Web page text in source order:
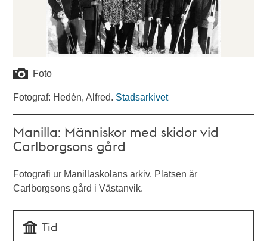
Foto
Fotograf: Hedén, Alfred. Stadsarkivet
Manilla: Människor med skidor vid
Carlborgsons gård
Fotografi ur Manillaskolans arkiv. Platsen är
Carlborgsons gård i Västanvik.
Tid